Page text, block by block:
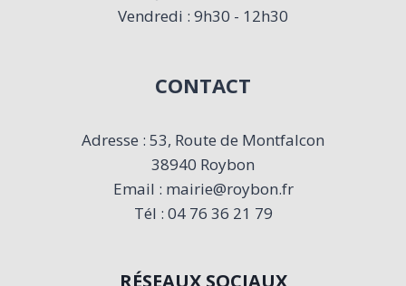
Vendredi : 9h30 - 12h30
CONTACT
Adresse : 53, Route de Montfalcon
38940 Roybon
Email : mairie@roybon.fr
Tél : 04 76 36 21 79
RÉSEAUX SOCIAUX